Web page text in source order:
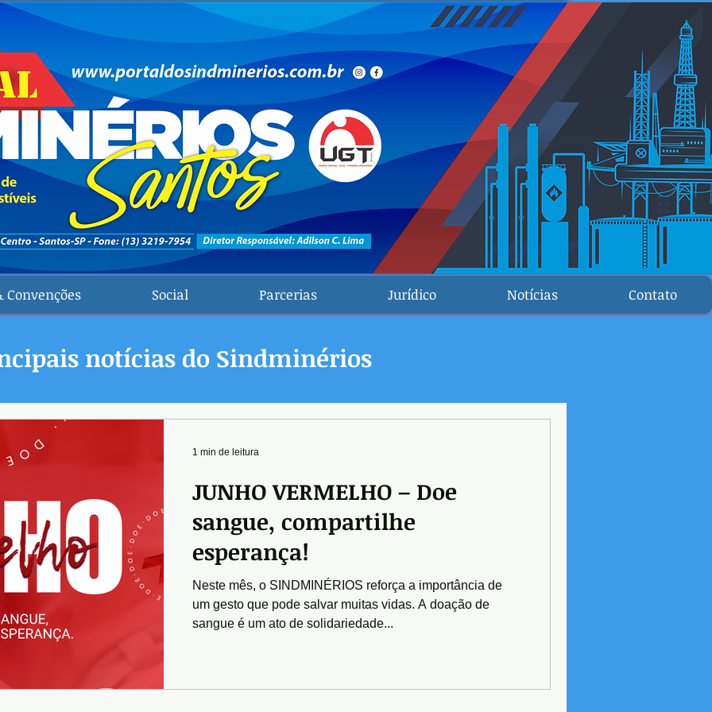
notícias do Sindminérios
JUNHO VERMELHO – Doe
sangue, compartilhe
esperança!
Neste mês, o SINDMINÉRIOS reforça a importância de
um gesto que pode salvar muitas vidas. A doação de
sangue é um ato de solidariedade...
1 min de leitura
Convenções Social Parcerias Jurídico Notícias Contato